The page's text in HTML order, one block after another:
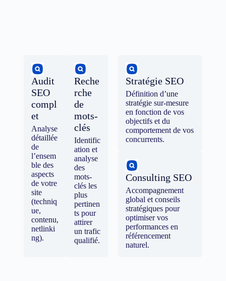
Audit
SEO
compl
et
Analyse
détaillée
de
l’ensem
ble des
aspects
de votre
site
(techniq
ue,
contenu,
netlinki
ng).
Reche
rche
de
mots-
clés
Identific
ation et
analyse
des
mots-
clés les
plus
pertinen
ts pour
attirer
un trafic
qualifié.
Stratégie SEO
Définition d’une
stratégie sur-mesure
en fonction de vos
objectifs et du
comportement de vos
concurrents.
Consulting SEO
Accompagnement
global et conseils
stratégiques pour
optimiser vos
performances en
référencement
naturel.